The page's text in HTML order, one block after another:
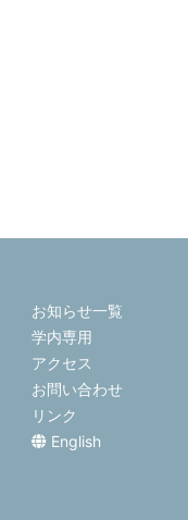
お知らせ一覧
学内専用
アクセス
お問い合わせ
リンク
English